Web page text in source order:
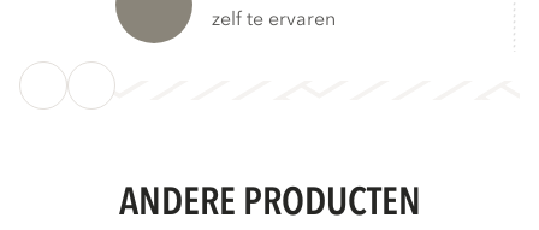
zelf te ervaren
ANDERE PRODUCTEN